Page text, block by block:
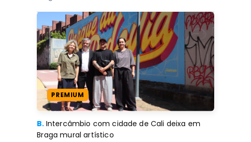
PREMIUM
B. Intercâmbio com cidade de Cali deixa em
Braga mural artístico